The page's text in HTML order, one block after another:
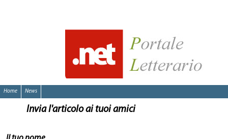
Home News
Invia l'articolo ai tuoi amici